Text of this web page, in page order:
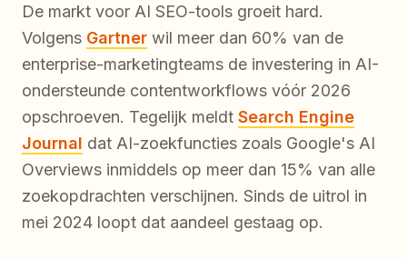
De markt voor AI SEO-tools groeit hard.
Volgens Gartner wil meer dan 60% van de
enterprise-marketingteams de investering in AI-
ondersteunde contentworkflows vóór 2026
opschroeven. Tegelijk meldt Search Engine
Journal dat AI-zoekfuncties zoals Google's AI
Overviews inmiddels op meer dan 15% van alle
zoekopdrachten verschijnen. Sinds de uitrol in
mei 2024 loopt dat aandeel gestaag op.